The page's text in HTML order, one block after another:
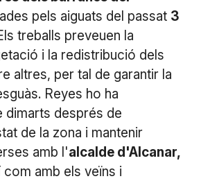
pels aiguats del passat 3
treballs preveuen la
i la redistribució dels
altres, per tal de garantir la
Reyes ho ha
dimarts després de
de la zona i mantenir
amb l'alcalde d'Alcanar,
com amb els veïns i